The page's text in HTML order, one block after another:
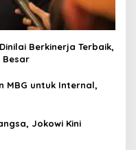
Berkinerja Terbaik,
Besar
MBG untuk Internal,
Jokowi Kini